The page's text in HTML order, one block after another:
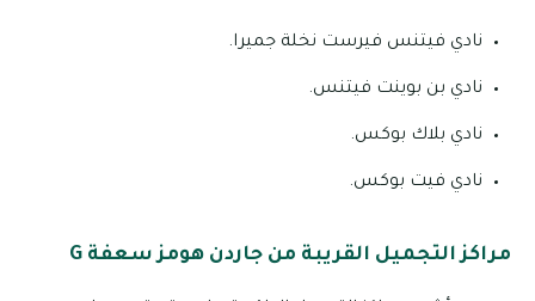
نادي فيتنس فيرست نخلة جميرا.
نادي بن بوينت فيتنس.
نادي بلاك بوكس.
نادي فيت بوكس.
مراكز التجميل القريبة من جاردن هومز سعفة G